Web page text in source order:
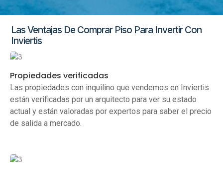
Las Ventajas De Comprar Piso Para Invertir Con
Inviertis
Propiedades verificadas
Las propiedades con inquilino que vendemos en Inviertis
están verificadas por un arquitecto para ver su estado
actual y están valoradas por expertos para saber el precio
de salida a mercado.